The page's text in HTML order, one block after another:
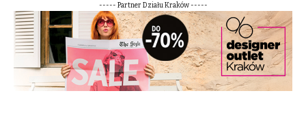
----- Partner Działu Kraków -----